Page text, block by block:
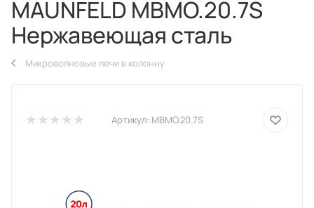
MAUNFELD MBMO.20.7S
Нержавеющая сталь
Микроволновые печи в колонну
Артикул: MBMO.20.7S